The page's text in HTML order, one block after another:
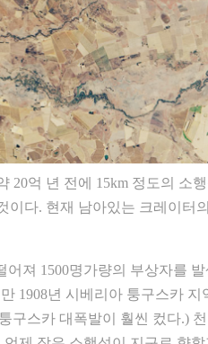
20억 년 전에 15km 정도의 소
이다. 현재 남아있는 크레이터
져 1500명가량의 부상자를
1908년 시베리아 퉁구스카
구스카 대폭발이 훨씬 컸다.)